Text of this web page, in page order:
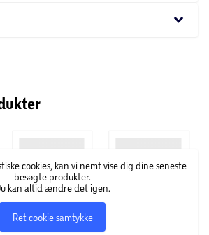
keyboard_arrow_down
cookies, kan vi nemt vise dig dine seneste
besøgte produkter.
kan altid ændre det igen.
Ret cookie samtykke